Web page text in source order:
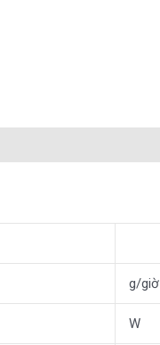
g/giờ
W